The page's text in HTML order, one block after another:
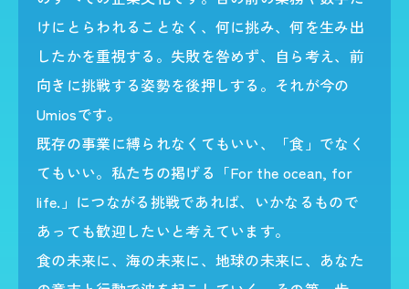
けにとらわれることなく、何に挑み、何を生み出
したかを重視する。失敗を咎めず、自ら考え、前
向きに挑戦する姿勢を後押しする。それが今の
Umiosです。
既存の事業に縛られなくてもいい、「食」でなく
てもいい。私たちの掲げる「For the ocean, for
life.」につながる挑戦であれば、いかなるもので
あっても歓迎したいと考えています。
食の未来に、海の未来に、地球の未来に、あなた